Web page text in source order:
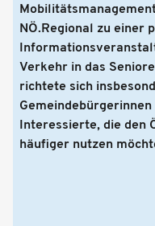
NÖ.Regional zu einer
Verkehr in das
richtete sich
Interessierte, die den
häufiger nutzen